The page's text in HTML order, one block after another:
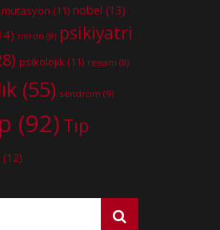
mutasyon (11) nobel (13)
nöron (8) psikiyatri
psikolojik (11) ressam (8)
(55) sendrom (9)
(92) Tıp
(12)